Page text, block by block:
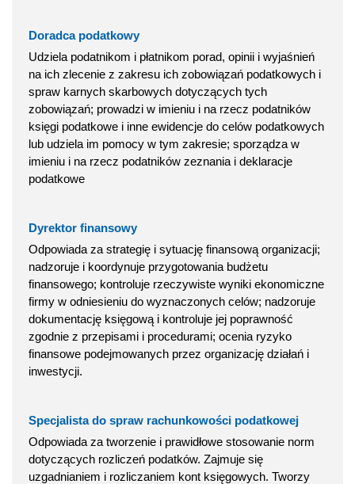
Doradca podatkowy
Udziela podatnikom i płatnikom porad, opinii i wyjaśnień
na ich zlecenie z zakresu ich zobowiązań podatkowych i
spraw karnych skarbowych dotyczących tych
zobowiązań; prowadzi w imieniu i na rzecz podatników
księgi podatkowe i inne ewidencje do celów podatkowych
lub udziela im pomocy w tym zakresie; sporządza w
imieniu i na rzecz podatników zeznania i deklaracje
podatkowe
Dyrektor finansowy
Odpowiada za strategię i sytuację finansową organizacji;
nadzoruje i koordynuje przygotowania budżetu
finansowego; kontroluje rzeczywiste wyniki ekonomiczne
firmy w odniesieniu do wyznaczonych celów; nadzoruje
dokumentację księgową i kontroluje jej poprawność
zgodnie z przepisami i procedurami; ocenia ryzyko
finansowe podejmowanych przez organizację działań i
inwestycji.
Specjalista do spraw rachunkowości podatkowej
Odpowiada za tworzenie i prawidłowe stosowanie norm
dotyczących rozliczeń podatków. Zajmuje się
uzgadnianiem i rozliczaniem kont księgowych. Tworzy